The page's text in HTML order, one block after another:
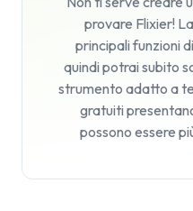
provare Flixier!
principali funzioni
quindi potrai subito
strumento adatto a
gratuiti
possono essere